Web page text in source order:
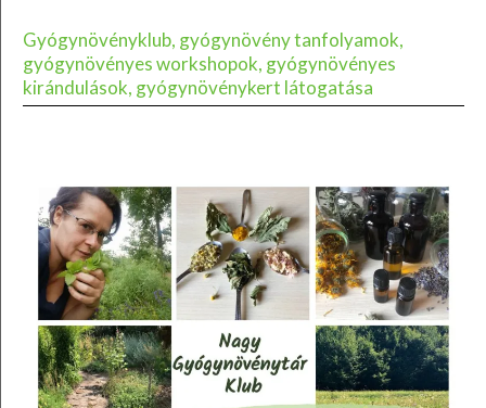
Gyógynövényklub, gyógynövény tanfolyamok,
gyógynövényes workshopok, gyógynövényes
kirándulások, gyógynövénykert látogatása